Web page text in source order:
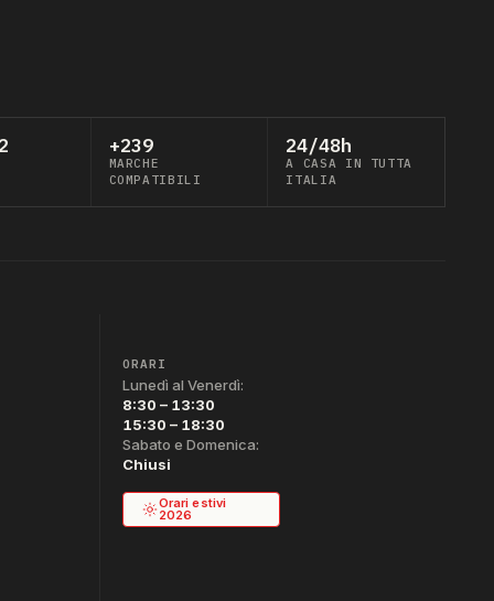
+239
MARCHE
COMPATIBILI
24/48h
A CASA IN TUTTA
ITALIA
ORARI
Lunedì al Venerdì:
8:30 – 13:30
15:30 – 18:30
Sabato e Domenica:
Chiusi
Orari estivi
2026